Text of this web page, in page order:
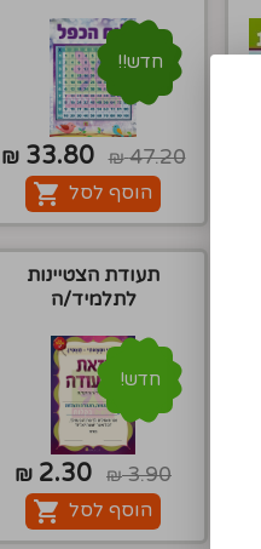
חדש!!
47.20
₪
33.80
₪
הוסף לסל
תעודת הצטיינות
לתלמיד/ה
חדש!
3.90
₪
2.30
₪
הוסף לסל